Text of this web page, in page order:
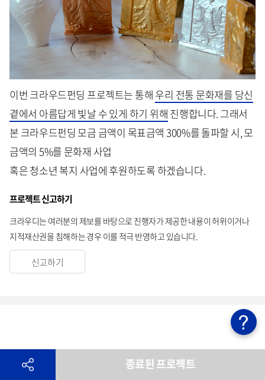
이번 크라우드펀딩 프로젝트는 통해 우리 전통 문화재를 당신
곁에서 아름답게 빛날 수 있게 하기 위해 진행합니다. 그래서
본 크라우드펀딩 모금 금액이 목표금액 300%를 돌파할 시, 모
금액의 5%를 문화재 사업
혹은 청소년 복지 사업에 후원하도록 하겠습니다.
프로젝트 신고하기
크라우디는 여러분의 제보를 바탕으로 진행자가 제공한 내용이 허위이거나
지적재산권을 침해하는 경우 이를 적극 반영하고 있습니다.
신고하기
종료된 프로젝트